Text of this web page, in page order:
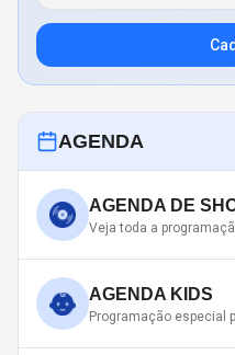
AGENDA
AGENDA DE
Veja toda a
AGENDA KIDS
Programação especial